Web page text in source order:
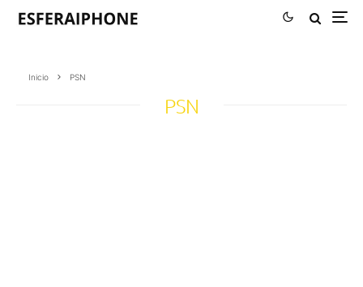
Inicio PSN
PSN